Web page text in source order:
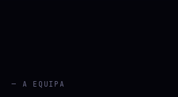
— A EQUIPA